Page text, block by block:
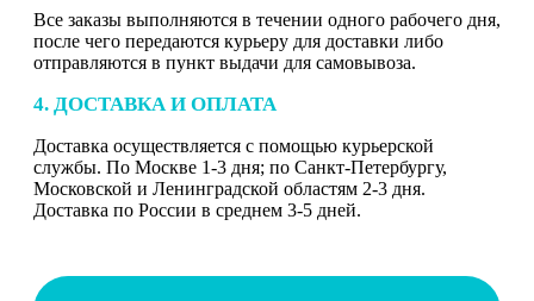
Все заказы выполняются в течении одного рабочего дня,
после чего передаются курьеру для доставки либо
отправляются в пункт выдачи для самовывоза.
4. ДОСТАВКА И ОПЛАТА
Доставка осуществляется с помощью курьерской
службы. По Москве 1-3 дня; по Санкт-Петербургу,
Московской и Ленинградской областям 2-3 дня.
Доставка по России в среднем 3-5 дней.